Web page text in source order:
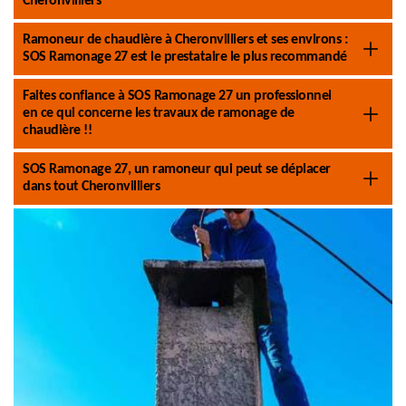
Ramoneur de chaudière à Cheronvilliers et ses environs :
SOS Ramonage 27 est le prestataire le plus recommandé
Faites confiance à SOS Ramonage 27 un professionnel
en ce qui concerne les travaux de ramonage de
chaudière !!
SOS Ramonage 27, un ramoneur qui peut se déplacer
dans tout Cheronvilliers